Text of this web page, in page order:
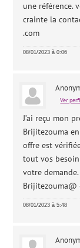
une référence.
crainte la
.com
08/01/2023 à 0:06
Ver
J’ai reçu mon
Brijitezouma
offre est
tout vos
votre
Brijitezouma@
08/01/2023 à 5:48